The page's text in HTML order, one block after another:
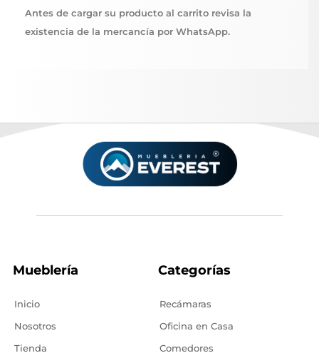
Antes de cargar su producto al carrito revisa la
existencia de la mercancía por WhatsApp.
Mueblería
Inicio
Nosotros
Tienda
Categorías
Recámaras
Oficina en Casa
Comedores